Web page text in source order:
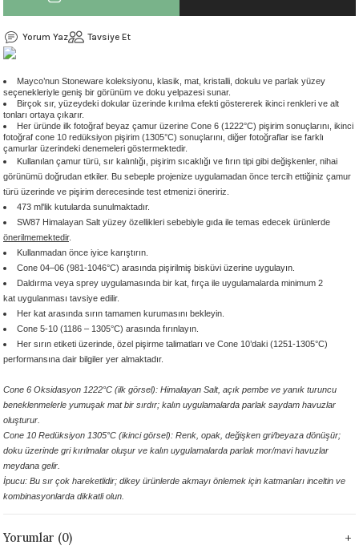
Stoneware Flux
1305 °C
°C
- 1222 °C
- 1046 °C
°C
- 1046 °C
°C
°C
999 - 1222 °C
1305 °C
Yorum Yaz Tavsiye Et
Mayco’nun Stoneware koleksiyonu, klasik, mat, kristalli, dokulu ve parlak yüzey
seçenekleriyle geniş bir görünüm ve doku yelpazesi sunar.
Birçok sır, yüzeydeki dokular üzerinde kırılma efekti göstererek ikinci renkleri ve alt
tonları ortaya çıkarır.
Her üründe ilk fotoğraf beyaz çamur üzerine Cone 6 (1222°C) pişirim sonuçlarını, ikinci
fotoğraf cone 10 redüksiyon pişirim (1305°C) sonuçlarını, diğer fotoğraflar ise farklı
çamurlar üzerindeki denemeleri göstermektedir.
Kullanılan çamur türü, sır kalınlığı, pişirim sıcaklığı ve fırın tipi gibi değişkenler, nihai
görünümü doğrudan etkiler. Bu sebeple projenize uygulamadan önce tercih ettiğiniz çamur
türü üzerinde ve pişirim derecesinde test etmenizi öneririz.
473 ml'lik kutularda sunulmaktadır.
SW87 Himalayan Salt yüzey özellikleri sebebiyle gıda ile temas edecek ürünlerde
önerilmemektedir.
Kullanmadan önce iyice karıştırın.
Cone 04–06 (981-1046°C) arasında pişirilmiş bisküvi üzerine uygulayın.
Daldırma veya sprey uygulamasında bir kat, fırça ile uygulamalarda minimum 2
kat uygulanması tavsiye edilir.
Her kat arasında sırın tamamen kurumasını bekleyin.
Cone 5-10 (1186 – 1305°C) arasında fırınlayın.
Her sırın etiketi üzerinde, özel pişirme talimatları ve Cone 10’daki (1251-1305°C)
performansına dair bilgiler yer almaktadır.
Cone 6 Oksidasyon 1222°C (ilk görsel): Himalayan Salt, açık pembe ve yanık turuncu
beneklenmelerle yumuşak mat bir sırdır; kalın uygulamalarda parlak saydam havuzlar
oluşturur.
Cone 10 Redüksiyon 1305°C (ikinci görsel): Renk, opak, değişken gri/beyaza dönüşür;
doku üzerinde gri kırılmalar oluşur ve kalın uygulamalarda parlak mor/mavi havuzlar
meydana gelir.
İpucu: Bu sır çok hareketlidir; dikey ürünlerde akmayı önlemek için katmanları inceltin ve
kombinasyonlarda dikkatli olun.
Yorumlar (0)